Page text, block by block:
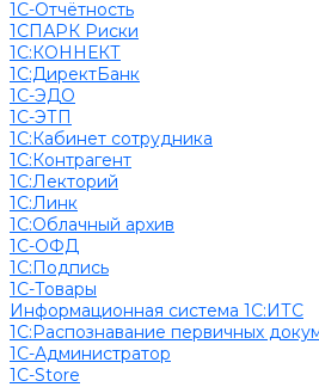
1С-Отчётность
1СПАРК Риски
1С:КОННЕКТ
1С:ДиректБанк
1С-ЭДО
1С-ЭТП
1С:Кабинет сотрудника
1С:Контрагент
1С:Лекторий
1С:Линк
1С:Облачный архив
1С-ОФД
1С:Подпись
1С-Товары
Информационная система 1С:ИТС
1С:Распознавание первичных
1С-Администратор
1С-Store